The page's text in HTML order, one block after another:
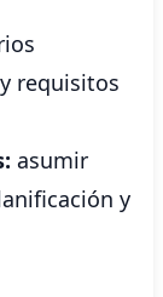
requisitos
asumir
y